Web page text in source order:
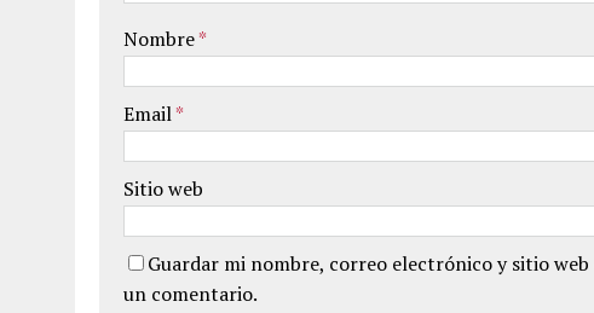
Nombre*
Email*
Sitio web
Guardar mi nombre, correo electrónico y sitio
un comentario.